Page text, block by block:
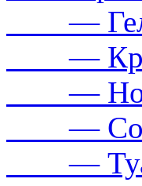
—
—
—
—
—